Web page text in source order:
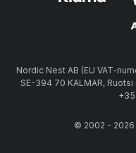
Nordic Nest AB (EU VAT-
SE-394 70 KALMAR,
© 2002 - 2026